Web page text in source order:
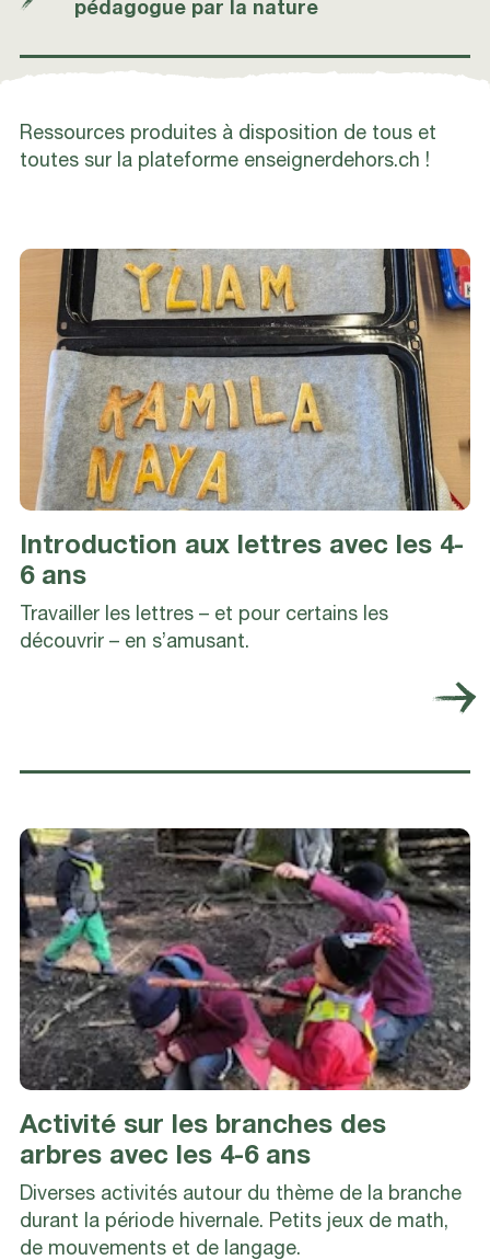
pédagogue par la nature
Ressources produites à disposition de tous et
toutes sur la plateforme enseignerdehors.ch !
Introduction aux lettres avec les 4-
6 ans
Travailler les lettres – et pour certains les
découvrir – en s’amusant.
Activité sur les branches des
arbres avec les 4-6 ans
Diverses activités autour du thème de la branche
durant la période hivernale. Petits jeux de math,
de mouvements et de langage.